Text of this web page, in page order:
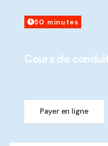
Cours de
Payer en ligne
50 minutes